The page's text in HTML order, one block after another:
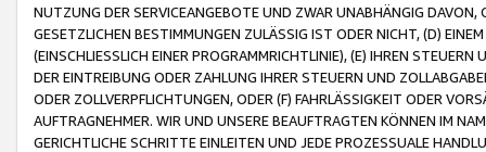
NUTZUNG DER SERVICEANGEBOTE UND ZWAR UNABHÄNGIG
GESETZLICHEN BESTIMMUNGEN ZULÄSSIG IST ODER NICHT, (D)
(EINSCHLIESSLICH EINER PROGRAMMRICHTLINIE), (E) IHREN
DER EINTREIBUNG ODER ZAHLUNG IHRER STEUERN UND
ODER ZOLLVERPFLICHTUNGEN, ODER (F) FAHRLÄSSIGKEIT ODER
AUFTRAGNEHMER. WIR UND UNSERE BEAUFTRAGTEN KÖNNEN IM
GERICHTLICHE SCHRITTE EINLEITEN UND JEDE PROZESSUALE